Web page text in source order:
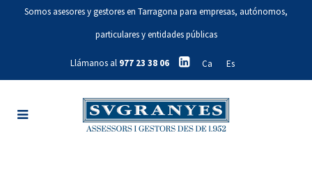
Somos asesores y gestores en Tarragona para empresas, autónomos,
particulares y entidades públicas
Llámanos al 977 23 38 06 Ca Es